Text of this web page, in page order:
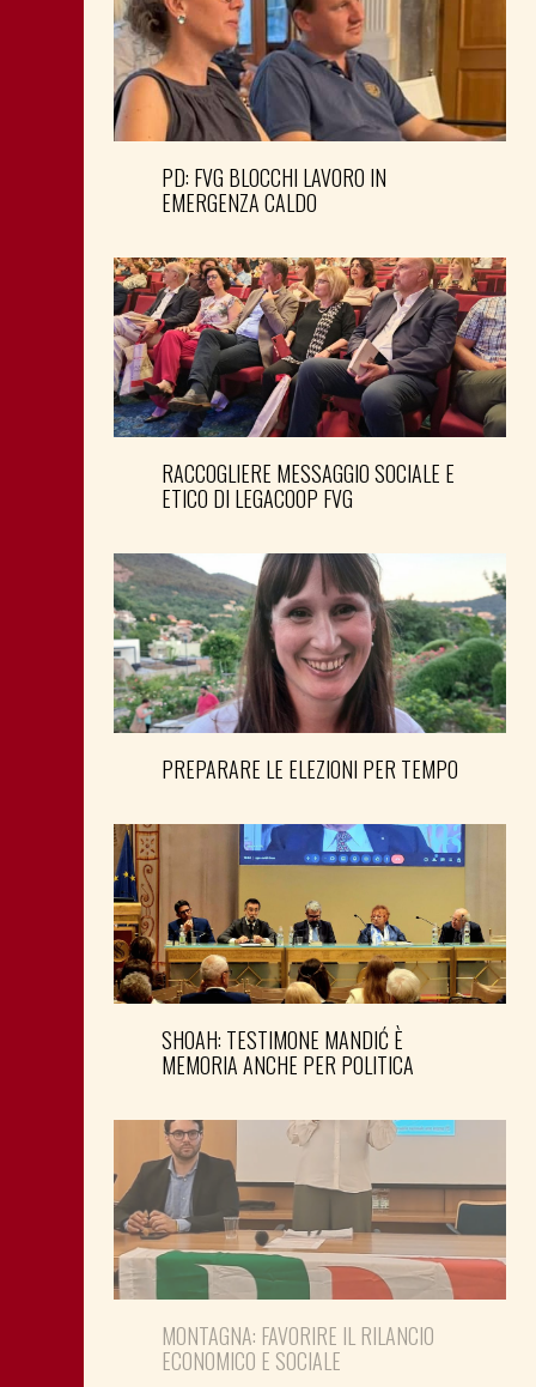
PD: FVG BLOCCHI LAVORO IN
EMERGENZA CALDO
RACCOGLIERE MESSAGGIO SOCIALE E
ETICO DI LEGACOOP FVG
PREPARARE LE ELEZIONI PER TEMPO
SHOAH: TESTIMONE MANDIĆ È
MEMORIA ANCHE PER POLITICA
MONTAGNA: FAVORIRE IL RILANCIO
ECONOMICO E SOCIALE